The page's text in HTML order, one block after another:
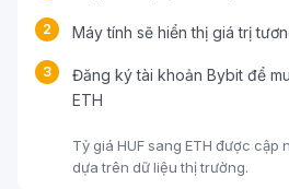
2 Máy tính sẽ hiển thị giá trị
3
Đăng ký tài khoản Bybit để
ETH
Tỷ giá HUF sang ETH được cập
dựa trên dữ liệu thị trường.